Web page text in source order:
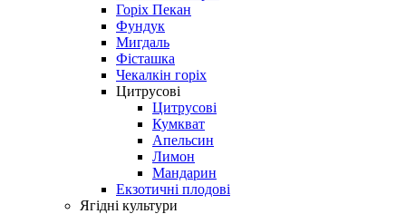
Горіх Пекан
Фундук
Мигдаль
Фісташка
Чекалкін горіх
Цитрусові
Цитрусові
Кумкват
Апельсин
Лимон
Мандарин
Екзотичні плодові
Ягідні культури